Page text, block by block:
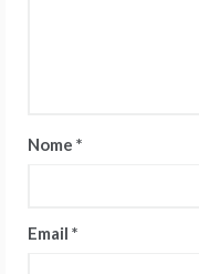
Nome *
Email *